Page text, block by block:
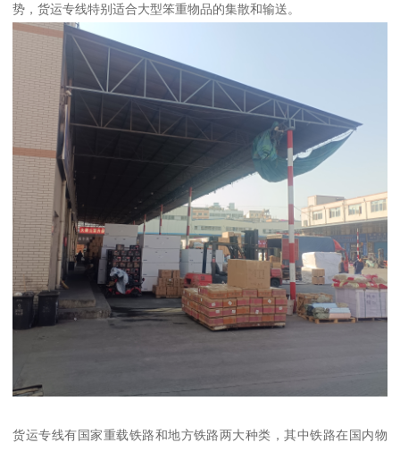
势，货运专线特别适合大型笨重物品的集散和输送。
货运专线有国家重载铁路和地方铁路两大种类，其中铁路在国内物